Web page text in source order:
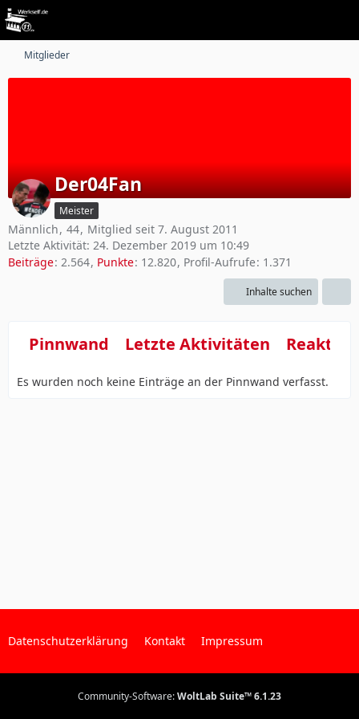
Mitglieder
Der04Fan
Meister
Männlich 44 Mitglied seit 7. August 2011
Letzte Aktivität: 24. Dezember 2019 um 10:49
Beiträge 2.564 Punkte 12.820 Profil-Aufrufe 1.371
Inhalte suchen
Pinnwand Letzte Aktivitäten
Es wurden noch keine Einträge an der Pinnwand verfasst.
Datenschutzerklärung Kontakt Impressum
Community-Software:WoltLab Suite™ 6.1.23